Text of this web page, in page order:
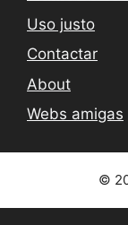
Uso justo
Contactar
About
Webs amigas
©